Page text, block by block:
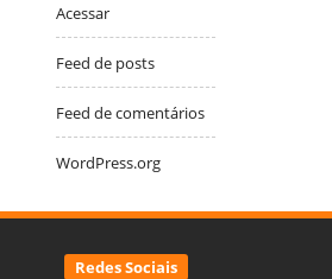
Acessar
Feed de posts
Feed de comentários
WordPress.org
Redes Sociais